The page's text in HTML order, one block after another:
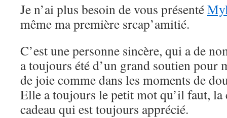
Je n’ai plus besoin de vous présenté
même ma première srcap’amitié.
C’est une personne sincère, qui a de
a toujours été d’un grand soutien pour
de joie comme dans les moments de
Elle a toujours le petit mot qu’il faut,
cadeau qui est toujours apprécié.